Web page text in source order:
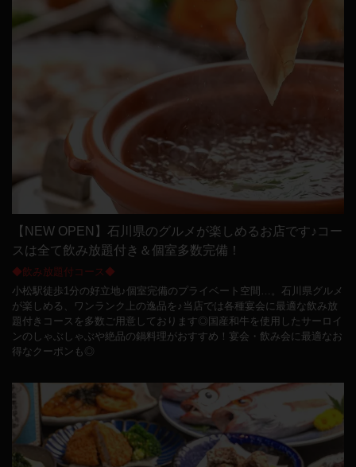
【NEW OPEN】石川県のグルメが楽しめるお店です♪コー
スは全て飲み放題付き＆個室多数完備！
◆飲み放題付コース◆
小松駅徒歩1分の好立地♪個室完備のプライベート空間…。石川県グルメ
が楽しめる、ワンランク上の逸品を♪当店では各種宴会に最適な飲み放
題付きコースを多数ご用意しております◎国産和牛を使用したサーロイ
ンのしゃぶしゃぶや絶品の鍋料理がおすすめ！宴会・飲み会に最適なお
得なクーポンも◎